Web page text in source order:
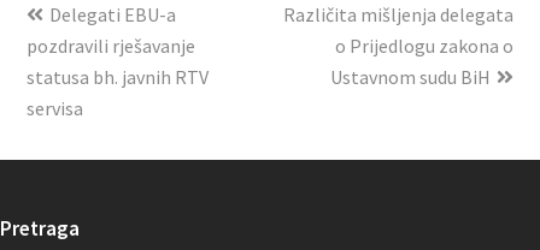
Delegati EBU-a
pozdravili rješavanje
statusa bh. javnih RTV
servisa
Različita mišljenja delegata
o Prijedlogu zakona o
Ustavnom sudu BiH
Pretraga